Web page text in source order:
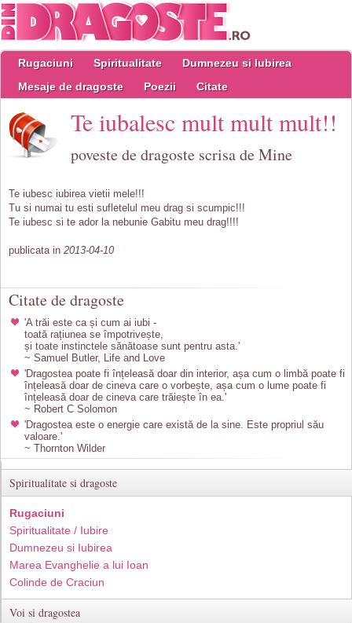
Rugaciuni Spiritualitate
Dumnezeu si Iubirea
Mesaje de dragoste
Poezii Citate
Te iubalesc mult mult mult!!
poveste de dragoste scrisa de Mine
Te iubesc iubirea vietii mele!!!
Tu si numai tu esti sufletelul meu drag si scumpic!!!
Te iubesc si te ador la nebunie Gabitu meu drag!!!!
publicata in 2013-04-10
Citate de dragoste
'A trăi este ca și cum ai iubi -
toată rațiunea se împotrivește,
și toate instinctele sănătoase sunt pentru asta.'
~ Samuel Butler, Life and Love
'Dragostea poate fi înțeleasă doar din interior, așa cum o limbă poate fi
înțeleasă doar de cineva care o vorbește, așa cum o lume poate fi
înțeleasă doar de cineva care trăiește în ea.'
~ Robert C Solomon
'Dragostea este o energie care există de la sine. Este propriul său
valoare.'
~ Thornton Wilder
Spiritualitate si dragoste
Rugaciuni
Spiritualitate / Iubire
Dumnezeu si Iubirea
Marea Evanghelie a lui Ioan
Colinde de Craciun
Voi si dragostea